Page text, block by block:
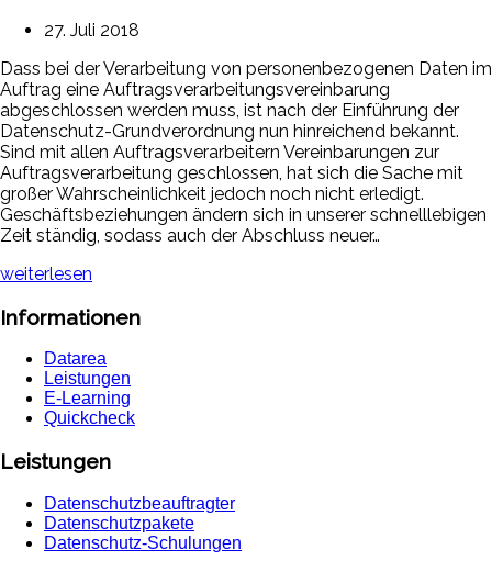
27. Juli 2018
Dass bei der Verarbeitung von personenbezogenen Daten im
Auftrag eine Auftragsverarbeitungsvereinbarung
abgeschlossen werden muss, ist nach der Einführung der
Datenschutz-Grundverordnung nun hinreichend bekannt.
Sind mit allen Auftragsverarbeitern Vereinbarungen zur
Auftragsverarbeitung geschlossen, hat sich die Sache mit
großer Wahrscheinlichkeit jedoch noch nicht erledigt.
Geschäftsbeziehungen ändern sich in unserer schnelllebigen
Zeit ständig, sodass auch der Abschluss neuer…
weiterlesen
Informationen
Datarea
Leistungen
E-Learning
Quickcheck
Leistungen
Datenschutzbeauftragter
Datenschutzpakete
Datenschutz-Schulungen